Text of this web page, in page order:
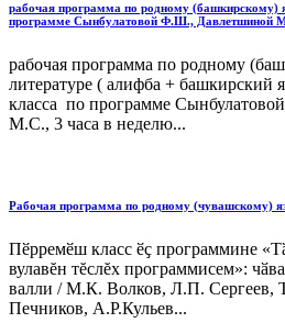
рабочая программа по родному (башкирскому)
программе Сынбулатовой Ф.Ш., Давлетшиной
рабочая программа по родному
литературе ( алифба + башкирский
класса по программе
М.С., 3 часа в неделю...
Рабочая программа по родному (чувашскому)
Пӗрремӗш класс ӗҫ программине
вулавĕн тĕслĕх программисем»:
валли / М.К. Волков, Л.П. Сергеев,
Печников, А.Р.Кульев...